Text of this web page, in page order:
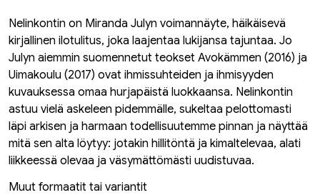
Nelinkontin on Miranda Julyn voimannäyte, häikäisevä
kirjallinen ilotulitus, joka laajentaa lukijansa tajuntaa. Jo
Julyn aiemmin suomennetut teokset Avokämmen (2016) ja
Uimakoulu (2017) ovat ihmissuhteiden ja ihmisyyden
kuvauksessa omaa hurjapäistä luokkaansa. Nelinkontin
astuu vielä askeleen pidemmälle, sukeltaa pelottomasti
läpi arkisen ja harmaan todellisuutemme pinnan ja näyttää
mitä sen alta löytyy: jotakin hillitöntä ja kimaltelevaa, alati
liikkeessä olevaa ja väsymättömästi uudistuvaa.
Muut formaatit tai variantit